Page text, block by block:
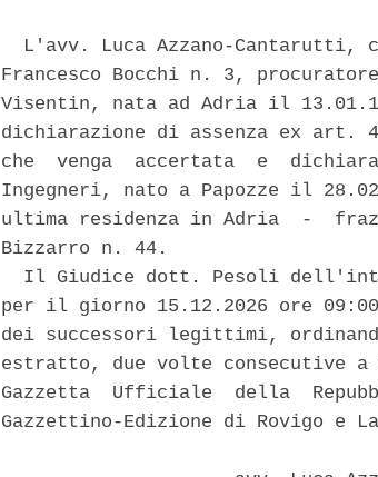
L'avv. Luca Azzano-Cantarutti,
Francesco Bocchi n. 3,
Visentin, nata ad Adria il
dichiarazione di assenza ex
che  venga  accertata  e
Ingegneri, nato a Papozze il
ultima residenza in Adria  -
Bizzarro n. 44.
Il Giudice dott. Pesoli
per il giorno 15.12.2026 ore
dei successori legittimi,
estratto, due volte
Gazzetta  Ufficiale  della
Gazzettino-Edizione di Rovigo e